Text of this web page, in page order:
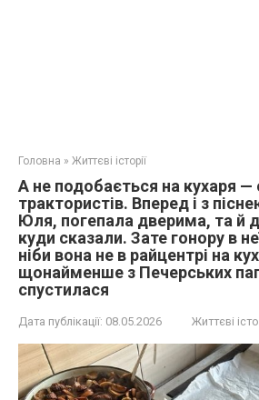
Головна » Життєві історії
А не подобається на кухаря —
трактористів. Вперед і з
Юля, погепала дверима, та й
куди сказали. Зате гонору в
ніби вона не в райцентрі на
щонайменше з Печерських
спустилася
Дата публікації: 08.05.2026 Життєві